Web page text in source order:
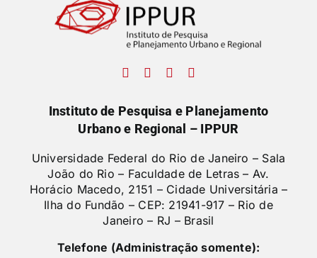
Instituto de Pesquisa e Planejamento
Urbano e Regional – IPPUR
Universidade Federal do Rio de Janeiro – Sala
João do Rio – Faculdade de Letras – Av.
Horácio Macedo, 2151 – Cidade Universitária –
Ilha do Fundão – CEP: 21941-917 – Rio de
Janeiro – RJ – Brasil
Telefone (Administração somente):